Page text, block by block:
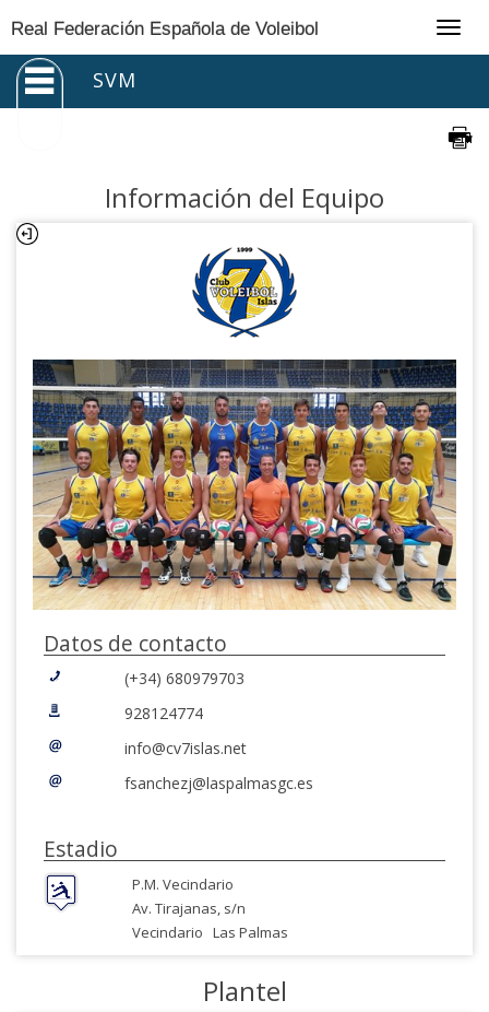
Real Federación Española de Voleibol
SVM
Información del Equipo
Datos de contacto
(+34) 680979703
928124774
info@cv7islas.net
fsanchezj@laspalmasgc.es
Estadio
P.M. Vecindario
Av. Tirajanas, s/n
Vecindario Las Palmas
Plantel